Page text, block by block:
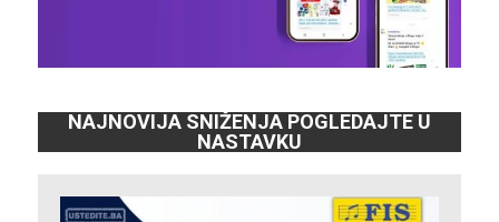
NAJNOVIJA SNIŽENJA POGLEDAJTE U
NASTAVKU